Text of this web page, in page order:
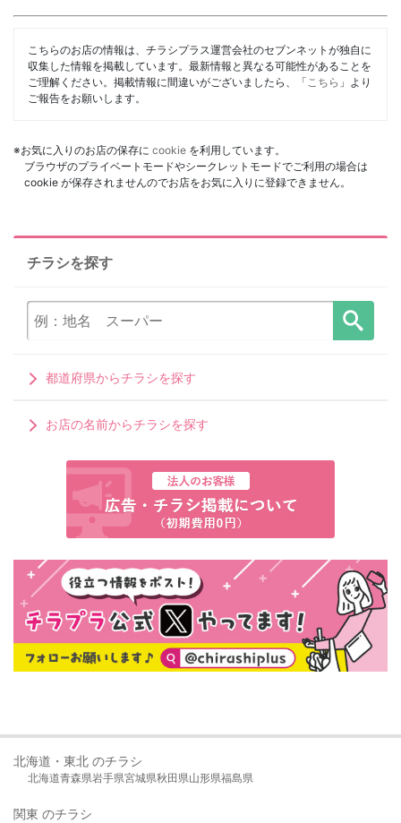
こちらのお店の情報は、チラシプラス運営会社のセブンネットが独自に
収集した情報を掲載しています。最新情報と異なる可能性があることを
ご理解ください。掲載情報に間違いがございましたら、「 こちら 」より
ご報告をお願いします。
※お気に入りのお店の保存に cookie を利用しています。
ブラウザのプライベートモードやシークレットモードでご利用の場合は
cookie が保存されませんのでお店をお気に入りに登録できません。
チラシを探す
都道府県からチラシを探す
お店の名前からチラシを探す
北海道・東北 のチラシ
北海道青森県岩手県宮城県秋田県山形県福島県
関東 のチラシ